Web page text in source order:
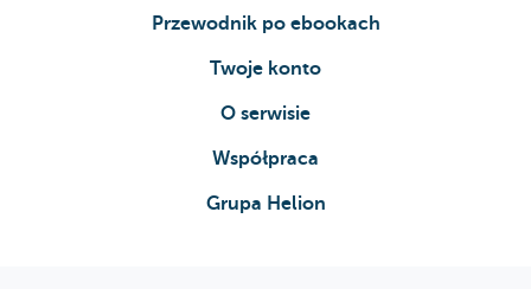
Przewodnik po ebookach
Twoje konto
O serwisie
Współpraca
Grupa Helion